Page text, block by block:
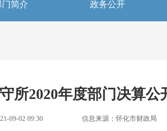
门简介 政务公开
所2020年度部门决算公
09-02 09:30 信息来源：怀化市财政局